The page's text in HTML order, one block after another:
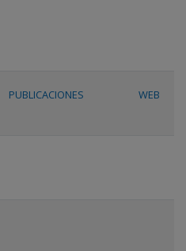
PUBLICACIONES WEB